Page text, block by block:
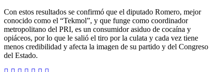
Con estos resultados se confirmó que el diputado Romero, mejor
conocido como el “Tekmol”, y que funge como coordinador
metropolitano del PRI, es un consumidor asiduo de cocaína y
opiáceos, por lo que le salió el tiro por la culata y cada vez tiene
menos credibilidad y afecta la imagen de su partido y del Congreso
del Estado.